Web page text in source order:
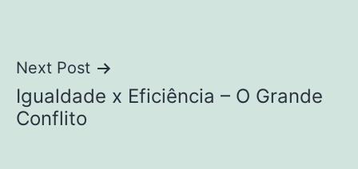
Navegação
de
Next Post
Igualdade x Eficiência – O Grande
Conflito